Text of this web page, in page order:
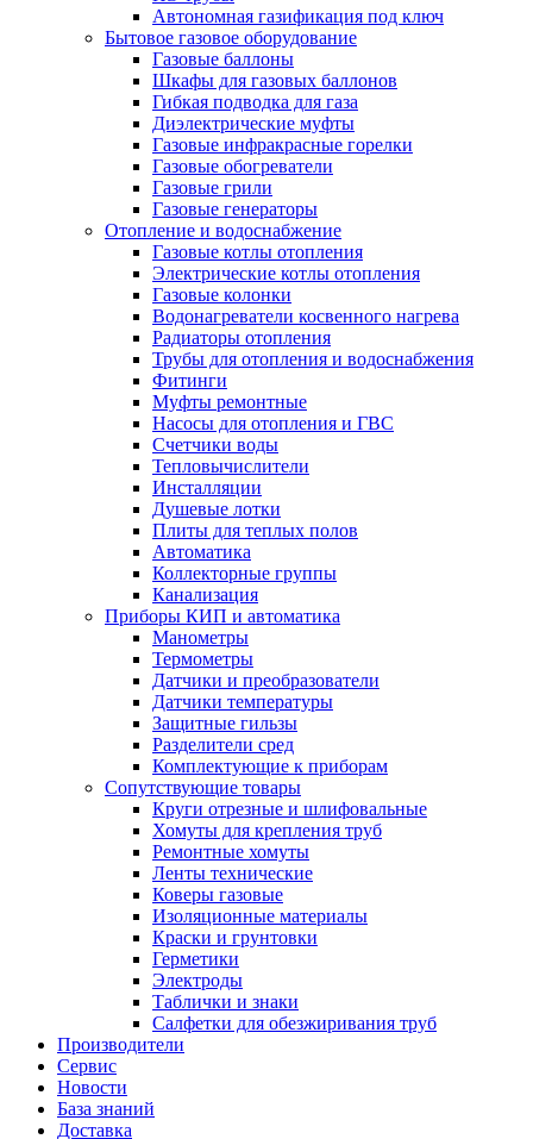
Автономная газификация под ключ
Бытовое газовое оборудование
Газовые баллоны
Шкафы для газовых баллонов
Гибкая подводка для газа
Диэлектрические муфты
Газовые инфракрасные горелки
Газовые обогреватели
Газовые грили
Газовые генераторы
Отопление и водоснабжение
Газовые котлы отопления
Электрические котлы отопления
Газовые колонки
Водонагреватели косвенного нагрева
Радиаторы отопления
Трубы для отопления и водоснабжения
Фитинги
Муфты ремонтные
Насосы для отопления и ГВС
Счетчики воды
Тепловычислители
Инсталляции
Душевые лотки
Плиты для теплых полов
Автоматика
Коллекторные группы
Канализация
Приборы КИП и автоматика
Манометры
Термометры
Датчики и преобразователи
Датчики температуры
Защитные гильзы
Разделители сред
Комплектующие к приборам
Сопутствующие товары
Круги отрезные и шлифовальные
Хомуты для крепления труб
Ремонтные хомуты
Ленты технические
Коверы газовые
Изоляционные материалы
Краски и грунтовки
Герметики
Электроды
Таблички и знаки
Салфетки для обезжиривания труб
Производители
Сервис
Новости
База знаний
Доставка